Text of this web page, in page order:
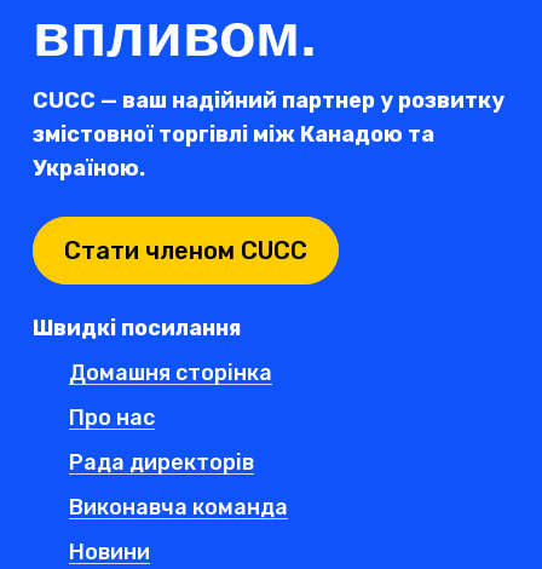
впливом.
CUCC — ваш надійний партнер у розвитку
змістовної торгівлі між Канадою та
Україною.
Стати членом CUCC
Швидкі посилання
Домашня сторінка
Про нас
Рада директорів
Виконавча команда
Новини